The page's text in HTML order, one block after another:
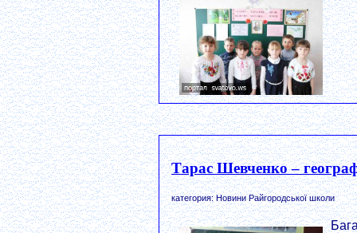
Тарас Шевченко –
категория: Новини Райгородської школи